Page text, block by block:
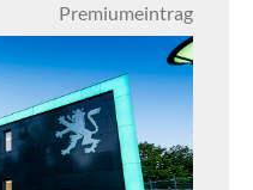
Premiumeintrag